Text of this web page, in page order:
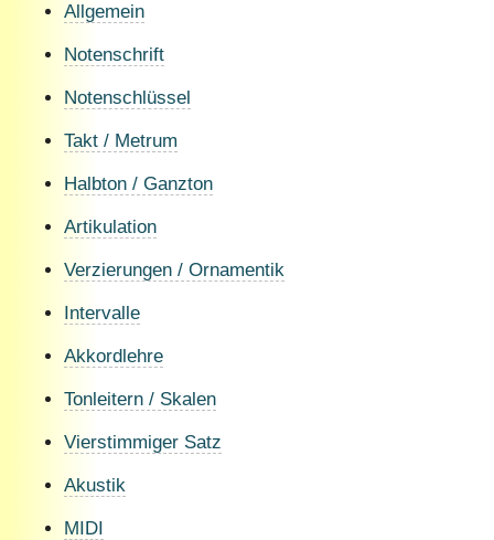
Allgemein
Notenschrift
Notenschlüssel
Takt / Metrum
Halbton / Ganzton
Artikulation
Verzierungen / Ornamentik
Intervalle
Akkordlehre
Tonleitern / Skalen
Vierstimmiger Satz
Akustik
MIDI